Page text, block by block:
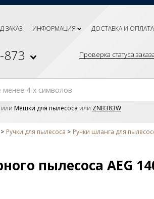
ЗАКАЗ ИНФОРМАЦИЯ ДОСТАВКА И ОПЛАТА
873 Проверка статуса
или Мешки для пылесоса или ZNB383W
Ручки для пылесоса
Ручки шланга для
пылесоса AEG